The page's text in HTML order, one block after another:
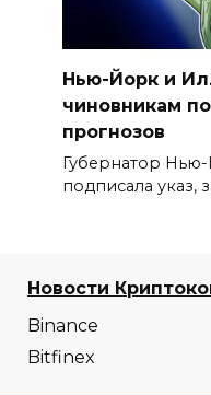
Нью-Йорк и
чиновникам
прогнозов
Губернатор
подписала
Новости
Binance
Bitfinex